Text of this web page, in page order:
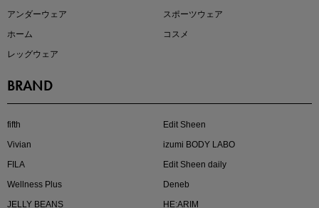
アンダーウェア
スポーツウェア
ホーム
コスメ
レッグウェア
BRAND
fifth
Edit Sheen
Vivian
izumi BODY LABO
FILA
Edit Sheen daily
Wellness Plus
Deneb
JELLY BEANS
HE:ARIM